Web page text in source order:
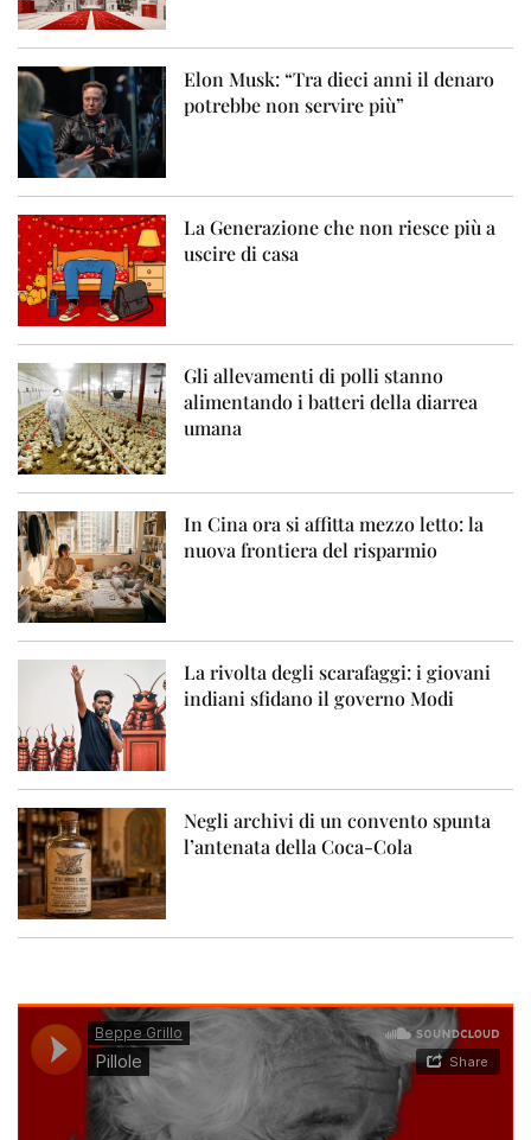
Elon Musk: “Tra dieci anni il denaro
potrebbe non servire più”
La Generazione che non riesce più a
uscire di casa
Gli allevamenti di polli stanno
alimentando i batteri della diarrea
umana
In Cina ora si affitta mezzo letto: la
nuova frontiera del risparmio
La rivolta degli scarafaggi: i giovani
indiani sfidano il governo Modi
Negli archivi di un convento spunta
l’antenata della Coca-Cola